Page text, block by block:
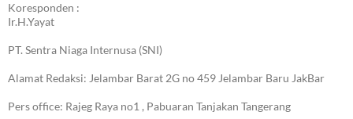
Koresponden :
Ir.H.Yayat
PT. Sentra Niaga Internusa (SNI)
Alamat Redaksi: Jelambar Barat 2G no 459 Jelambar Baru JakBar
Pers office: Rajeg Raya no1 , Pabuaran Tanjakan Tangerang